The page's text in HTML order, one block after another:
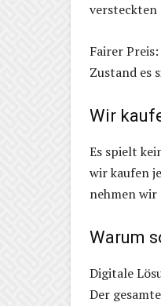
versteckten
Fairer
Zustand es
Wir
Es spielt
wir kaufen
nehmen
Warum
Digitale
Der